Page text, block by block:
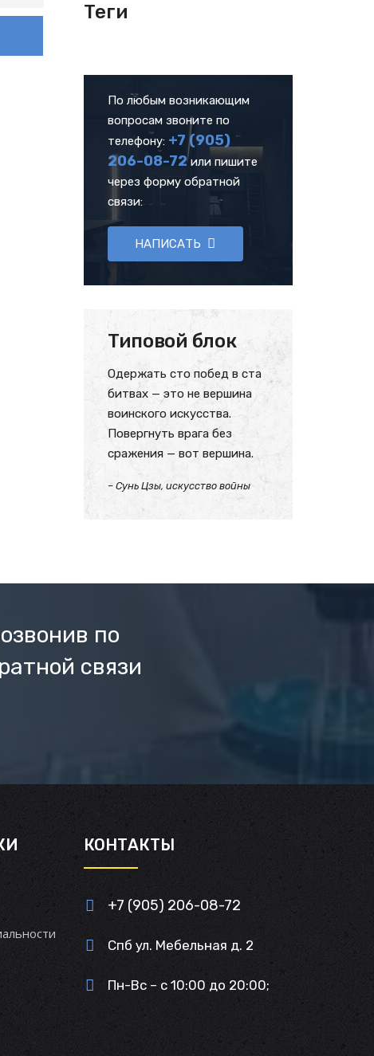
Теги
По любым возникающим
вопросам звоните по
телефону: +7 (905)
206-08-72или пишите
через форму обратной
связи:
НАПИСАТЬ
Типовой блок
Одержать сто побед в ста
битвах — это не вершина
воинского искусства.
Повергнуть врага без
сражения — вот вершина.
– Сунь Цзы, искусство войны
по
связи
КОНТАКТЫ
+7 (905) 206-08-72
Спб ул. Мебельная д. 2
Пн-Вс – с 10:00 до 20:00;